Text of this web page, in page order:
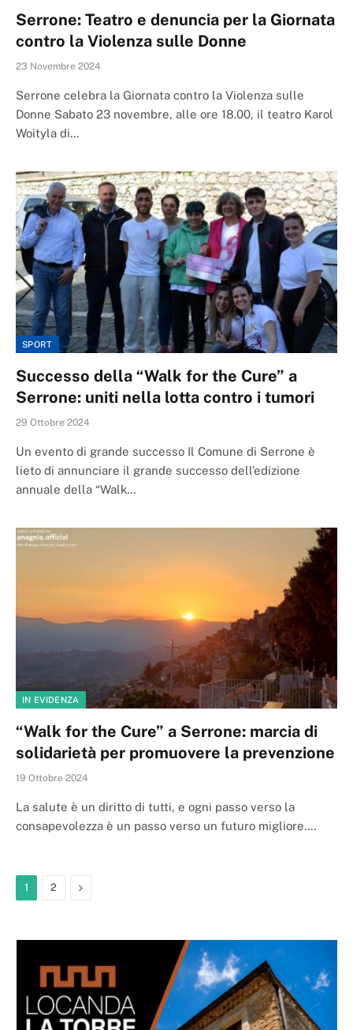
Serrone: Teatro e denuncia per la Giornata
contro la Violenza sulle Donne
23 Novembre 2024
Serrone celebra la Giornata contro la Violenza sulle
Donne Sabato 23 novembre, alle ore 18.00, il teatro Karol
Woityla di…
SPORT
Successo della “Walk for the Cure” a
Serrone: uniti nella lotta contro i tumori
29 Ottobre 2024
Un evento di grande successo Il Comune di Serrone è
lieto di annunciare il grande successo dell’edizione
annuale della “Walk…
IN EVIDENZA
“Walk for the Cure” a Serrone: marcia di
solidarietà per promuovere la prevenzione
19 Ottobre 2024
La salute è un diritto di tutti, e ogni passo verso la
consapevolezza è un passo verso un futuro migliore.…
1 2 Next